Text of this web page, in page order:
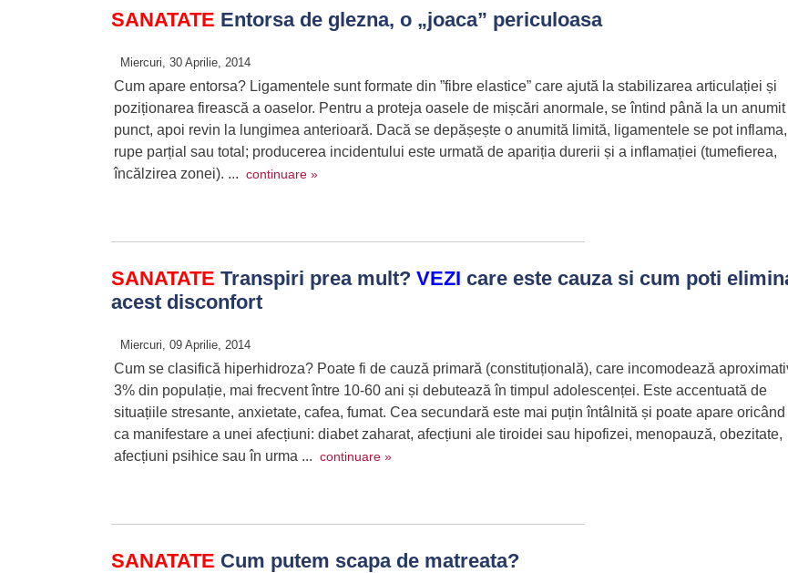
SANATATE Entorsa de glezna, o „joaca” periculoasa
Miercuri, 30 Aprilie, 2014
Cum apare entorsa? Ligamentele sunt formate din ”fibre elastice” care ajută la stabilizarea articulației și
poziționarea firească a oaselor. Pentru a proteja oasele de mișcări anormale, se întind până la un anumit
punct, apoi revin la lungimea anterioară. Dacă se depășește o anumită limită, ligamentele se pot inflama,
rupe parțial sau total; producerea incidentului este urmată de apariția durerii și a inflamației (tumefierea,
încălzirea zonei). ... continuare »
SANATATE Transpiri prea mult? VEZI care este cauza si cum poti
acest disconfort
Miercuri, 09 Aprilie, 2014
Cum se clasifică hiperhidroza? Poate fi de cauză primară (constituțională), care incomodează
3% din populație, mai frecvent între 10-60 ani și debutează în timpul adolescenței. Este accentuată de
situațiile stresante, anxietate, cafea, fumat. Cea secundară este mai puțin întâlnită și poate apare oricând
ca manifestare a unei afecțiuni: diabet zaharat, afecțiuni ale tiroidei sau hipofizei, menopauză, obezitate,
afecțiuni psihice sau în urma ... continuare »
SANATATE Cum putem scapa de matreata?